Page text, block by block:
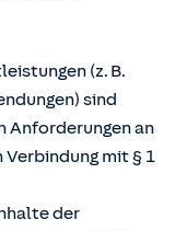
(z. B.
sind
Anforderungen an
Verbindung mit § 1
der